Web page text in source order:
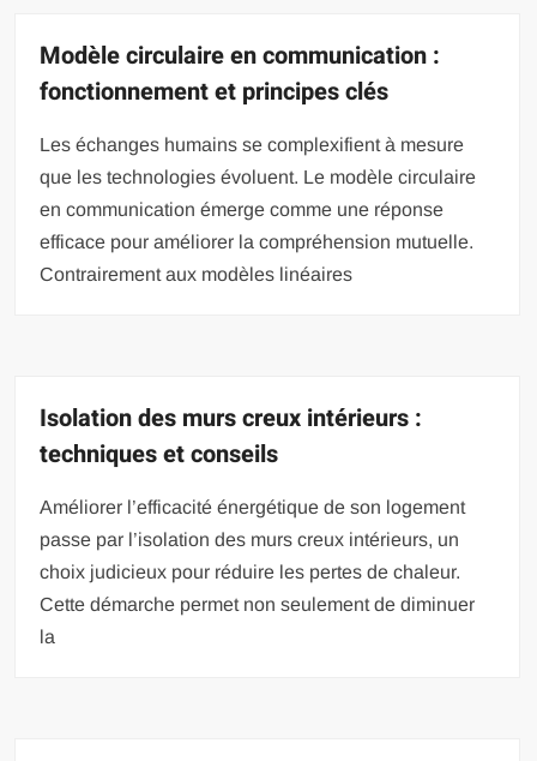
Modèle circulaire en communication :
fonctionnement et principes clés
Les échanges humains se complexifient à mesure
que les technologies évoluent. Le modèle circulaire
en communication émerge comme une réponse
efficace pour améliorer la compréhension mutuelle.
Contrairement aux modèles linéaires
Isolation des murs creux intérieurs :
techniques et conseils
Améliorer l’efficacité énergétique de son logement
passe par l’isolation des murs creux intérieurs, un
choix judicieux pour réduire les pertes de chaleur.
Cette démarche permet non seulement de diminuer
la